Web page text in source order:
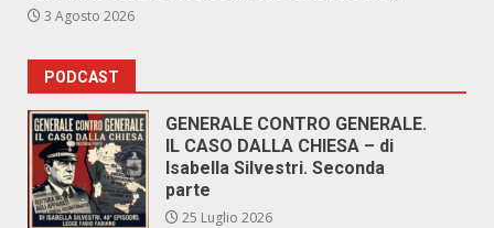
3 Agosto 2026
PODCAST
GENERALE CONTRO GENERALE.
IL CASO DALLA CHIESA – di
Isabella Silvestri. Seconda
parte
25 Luglio 2026